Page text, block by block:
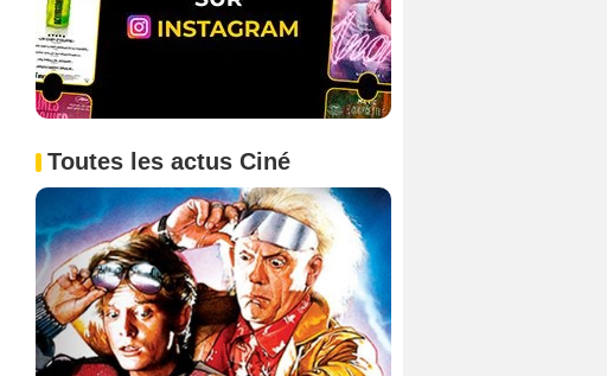
Toutes les actus Ciné